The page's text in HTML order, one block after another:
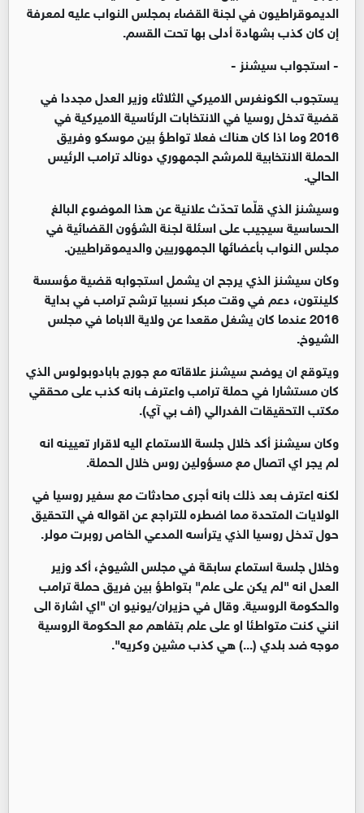
الديموقراطيون في لجنة القضاء بمجلس النواب عليه لمعرفة
إن كان كذب بشهادة أدلى بها تحت القسم.
- استجواب سيشنز -
يستجوب الكونغرس الاميركي الثلاثاء وزير العدل مجددا في
قضية تدخل روسيا في الانتخابات الرئاسية الاميركية في
2016 وما اذا كان هناك فعلا تواطؤ بين موسكو وفريق
الحملة الانتخابية للمرشح الجمهوري دونالد ترامب الرئيس
الحالي.
وسيشنز الذي قلّما تحدّث علانية عن هذا الموضوع البالغ
الحساسية سيجيب على اسئلة لجنة الشؤون القضائية في
مجلس النواب بأعضائها الجمهوريين والديموقراطيين.
وكان سيشنز الذي يرجح ان يشمل استجوابه قضية مؤسسة
كلينتون، دعم في وقت مبكر نسبيا ترشح ترامب في بداية
2016 عندما كان يشغل مقعدا عن ولاية الاباما في مجلس
الشيوخ.
ويتوقع ان يوضح سيشنز علاقاته مع جورج بابادوبولوس الذي
كان مستشارا في حملة ترامب واعترف بانه كذب على محققي
مكتب التحقيقات الفدرالي (اف بي آي).
وكان سيشنز أكد خلال جلسة الاستماع اليه لاقرار تعيينه انه
لم يجر اي اتصال مع مسؤولين روس خلال الحملة.
لكنه اعترف بعد ذلك بانه أجرى محادثات مع سفير روسيا في
الولايات المتحدة مما اضطره للتراجع عن اقواله في التحقيق
حول تدخل روسيا الذي يترأسه المدعي الخاص روبرت مولر.
وخلال جلسة استماع سابقة في مجلس الشيوخ، أكد وزير
العدل انه "لم يكن على علم" بتواطؤ بين فريق حملة ترامب
والحكومة الروسية. وقال في حزيران/يونيو ان "اي اشارة الى
انني كنت متواطئا او على علم بتفاهم مع الحكومة الروسية
موجه ضد بلدي (...) هي كذب مشين وكريه".